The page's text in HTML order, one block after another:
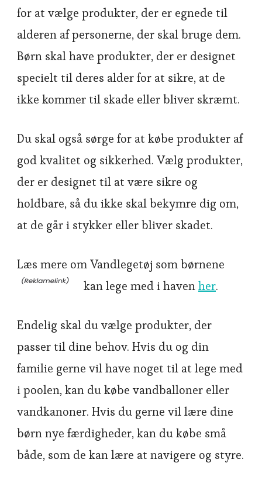
for at vælge produkter, der er egnede til
alderen af personerne, der skal bruge dem.
Børn skal have produkter, der er designet
specielt til deres alder for at sikre, at de
ikke kommer til skade eller bliver skræmt.
Du skal også sørge for at købe produkter af
god kvalitet og sikkerhed. Vælg produkter,
der er designet til at være sikre og
holdbare, så du ikke skal bekymre dig om,
at de går i stykker eller bliver skadet.
Læs mere om Vandlegetøj som børnene
kan lege med i havenher.
Endelig skal du vælge produkter, der
passer til dine behov. Hvis du og din
familie gerne vil have noget til at lege med
i poolen, kan du købe vandballoner eller
vandkanoner. Hvis du gerne vil lære dine
børn nye færdigheder, kan du købe små
både, som de kan lære at navigere og styre.